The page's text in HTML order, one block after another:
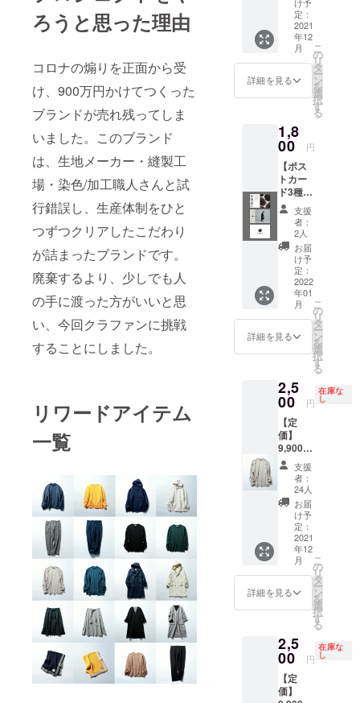
ろうと思った理由
コロナの煽りを正面から受
け、900万円かけてつくった
ブランドが売れ残ってしま
いました。このブランド
は、生地メーカー・縫製工
場・染色/加工職人さんと試
行錯誤し、生産体制をひと
つずつクリアしたこだわり
が詰まったブランドです。
廃棄するより、少しでも人
の手に渡った方がいいと思
い、今回クラファンに挑戦
することにしました。
リワードアイテム
一覧
サポートい
ただける
パートナー
の力をお借
りしなが
ようやく、
つくりたい
ものを形に
できるとこ
ろまで来ま
した。
カー・縫製
工場・染色/
加工職人さ
んと試行錯
ひとつづつ
クリアしな
がらつくり
ました。
中でも、知
る中で好き
になった
毛」を、
特注の厚さ
で打ち込ん
でもらった
ヘビース
自信作で
ていた
だきま
す。
定：
2021
年12
月
詳細を見る
こ
の
リ
タ
ー
ン
を
選
択
す
る
1,8
00 円
【ポス
トカー
ド3種×
お礼
メー
ル】 リ
ターン
画像の
ポスト
カード
と、ブ
ランド
代表の
上田か
らお礼
のメー
送りさ
せてい
ただき
ます。
皆さま
よりご
支援い
ただい
た支援
金は、
CAMPF
IRE手数
（12%
）と、
決済手
数料
料、今
回の製
造開発
費の赤
字の回
支援
者：
2人
お届
け予
定：
2022
年01
月
詳細を見る
こ
の
リ
タ
ー
ン
を
選
択
す
る
2,5
00 円
在庫な
し
【定
価】
9,900円
（税
込）
【アイ
テム説
明】 ・
サイズ
M：着
丈:70c
m 肩
巾:46c
m 身
巾:52c
m 袖
m ・素
材 ウー
ル100%
・生産
国
支援
者：
24人
お届
け予
定：
2021
年12
月
詳細を見る
こ
の
リ
タ
ー
ン
を
選
択
す
る
2,5
00 円
在庫な
し
【定
価】